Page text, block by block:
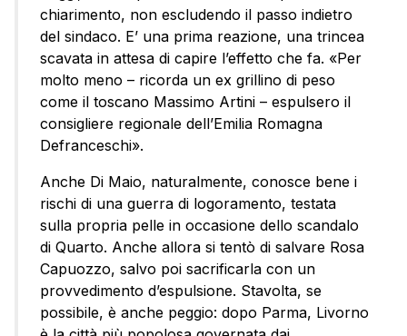
chiarimento, non escludendo il passo indietro
del sindaco. E’ una prima reazione, una trincea
scavata in attesa di capire l’effetto che fa. «Per
molto meno – ricorda un ex grillino di peso
come il toscano Massimo Artini – espulsero il
consigliere regionale dell’Emilia Romagna
Defranceschi».
Anche Di Maio, naturalmente, conosce bene i
rischi di una guerra di logoramento, testata
sulla propria pelle in occasione dello scandalo
di Quarto. Anche allora si tentò di salvare Rosa
Capuozzo, salvo poi sacrificarla con un
provvedimento d’espulsione. Stavolta, se
possibile, è anche peggio: dopo Parma, Livorno